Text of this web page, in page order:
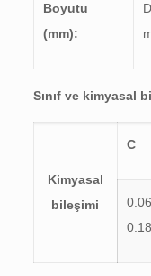
Boyutu
(mm):
Sınıf ve kimyasal
Kimyasal
bileşimi
C
0.18